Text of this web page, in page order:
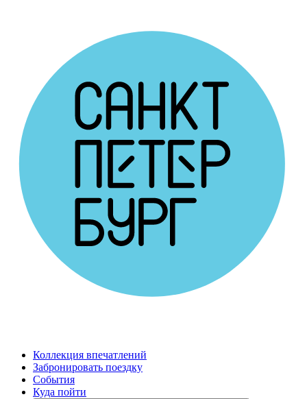
Коллекция впечатлений
Забронировать поездку
События
Куда пойти